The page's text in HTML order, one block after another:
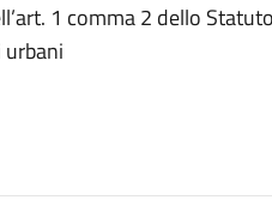
1 comma 2 dello